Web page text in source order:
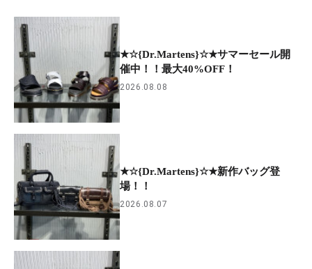
★☆{Dr.Martens}☆★サマーセール開
催中！！最大40%OFF！
2026.08.08
★☆{Dr.Martens}☆★新作バッグ登
場！！
2026.08.07